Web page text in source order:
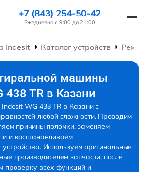
+7 (843) 254-50-42
Ежедневно с 9:00 до 21:00
Indesit Каталог устройств
машины
438 TR в Казани
WG 438 TR в Казани с
любой сложности. Проводим
причины поломки, заменяем
и восстанавливаем
устройства. Используем оригинальные
производителем запчасти, после
проверку всех функций и